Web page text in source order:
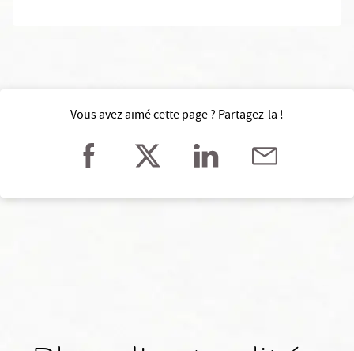
Vous avez aimé cette page ? Partagez-la !